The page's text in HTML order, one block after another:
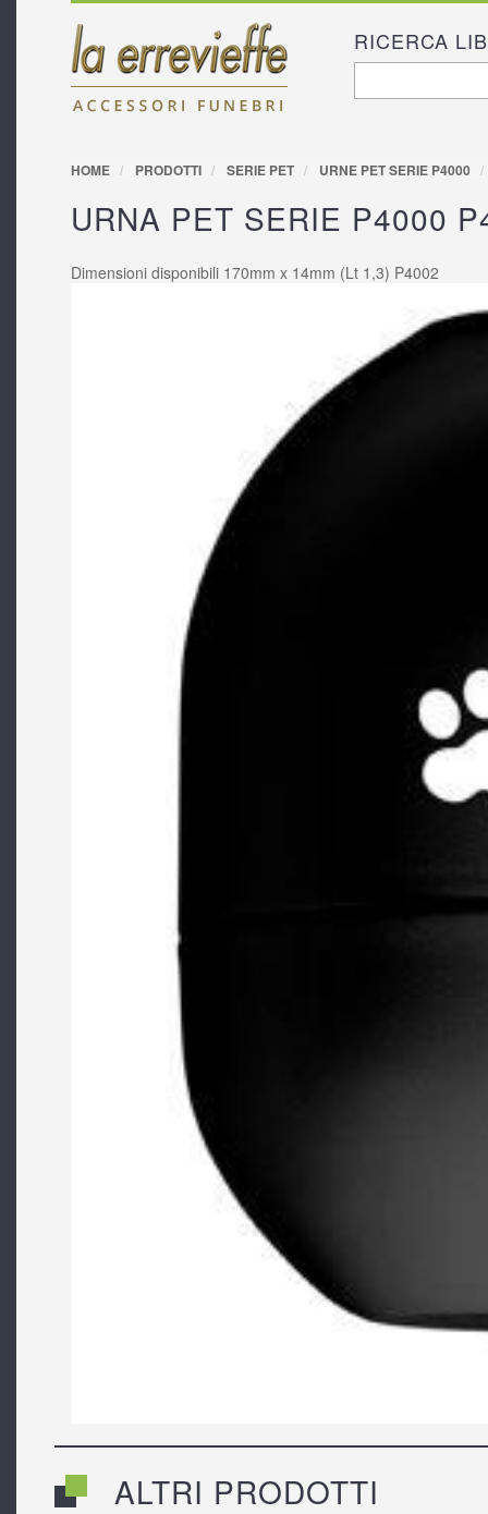
RICERCA
FORM
Cerca
HOME PRODOTTI SERIE PET URNE PET SERIE P4000
URNA PET SERIE P4000
Dimensioni disponibili 170mm x 14mm (Lt 1,3) P4002
ALTRI PRODOTTI